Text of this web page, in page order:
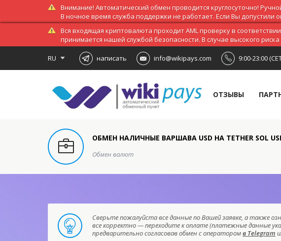
Внимание! Автоматический обмен проводится круглосуточно!
В ночное время служба поддержки не работает. Если Вы допустили
Вся входящая криптовалюта проходит AML проверку в
принимается нашей службой безопасности. В случае высокого
RU написать info@wikipays.com 9:00-23:00
ОТЗЫВЫ
ОБМЕН НАЛИЧНЫЕ ВАРШАВА USD НА TETHER SOL
Обмен валют
Сверьте пожалуйста все данные по Вашей заявке, а также
все корректно — переходите к оплате (платежные данные
предварительно согласовав обмен с операторомв Telegram